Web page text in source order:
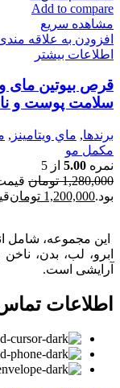
Add to compare
مشاهده سریع
افزودن به علاقه
اطلاعات بیشتر
سلامت پوست و
برندها, ماي ويتامينز ,
مکمل مو
نمره 5.00 از 5
1,280,000 تومان
بود.1,200,000 تومان
این مجموعه، شامل
ابرو، لب، بدن،
آرایشی است.
اطلاعات